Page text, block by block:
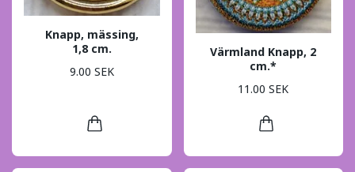
Knapp, mässing,
1,8 cm.
9.00 SEK
Värmland Knapp, 2
cm.*
11.00 SEK